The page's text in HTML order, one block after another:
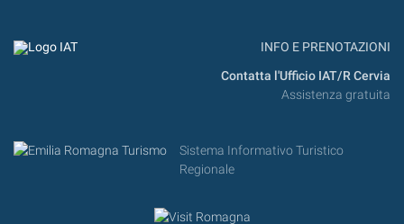
INFO E PRENOTAZIONI
Contatta l'Ufficio IAT/R Cervia
Assistenza gratuita
Sistema Informativo Turistico
Regionale